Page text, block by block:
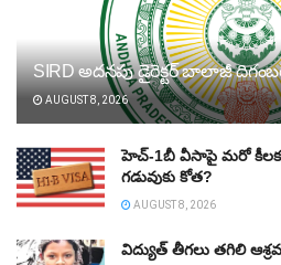
SIRD అదనపు డైరెక్టర్‌ బాలాజీ
AUGUST 8, 2026
హెచ్‌-1బీ వీసాపై మరో కీలక
గడువుకు కోత?
AUGUST 8, 2026
విద్యుత్‌ తీగలు తగిలి